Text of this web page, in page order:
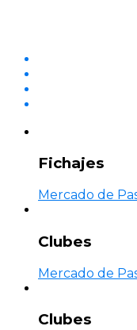
Fichajes
Mercado de
Clubes
Mercado de
Clubes